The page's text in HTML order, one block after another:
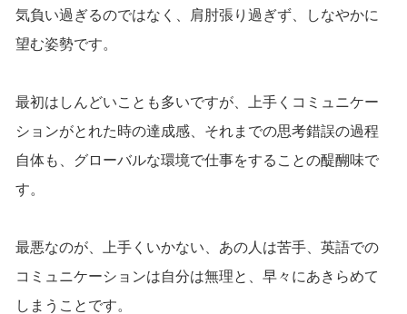
気負い過ぎるのではなく、肩肘張り過ぎず、しなやかに
望む姿勢です。
最初はしんどいことも多いですが、上手くコミュニケー
ションがとれた時の達成感、それまでの思考錯誤の過程
自体も、グローバルな環境で仕事をすることの醍醐味で
す。
最悪なのが、上手くいかない、あの人は苦手、英語での
コミュニケーションは自分は無理と、早々にあきらめて
しまうことです。